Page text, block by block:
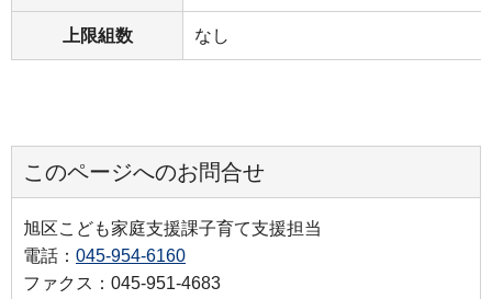
上限組数 なし
このページへのお問合せ
旭区こども家庭支援課子育て支援担当
電話： 045-954-6160
ファクス：045-951-4683